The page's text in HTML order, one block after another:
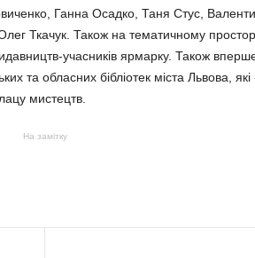
Ганна Осадко, Таня Стус,
Ткачук. Також на тематичному
учасників ярмарку. Також
та обласних бібліотек міста Львова,
мистецтв.
На замітку